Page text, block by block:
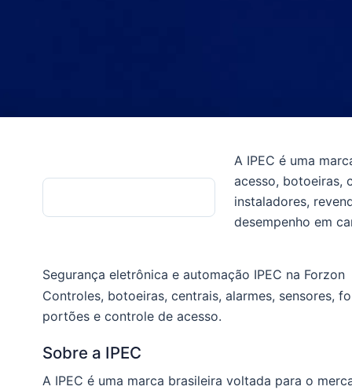
FABRICANTE
Forzon
A IPEC oferece soluções para segurança
alarmes e proteção perimetral. Na Forzon,
botoeiras, centrais, sensores, fontes,
para aplicações residenciais, comerciais e
A IPEC é uma
acesso, botoeiras,
instaladores,
desempenho em
Segurança eletrônica e automação IPEC na Forzon
Controles, botoeiras, centrais, alarmes, sensores,
portões e controle de acesso.
Sobre a IPEC
A IPEC é uma marca brasileira voltada para o